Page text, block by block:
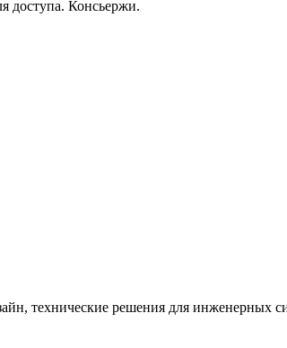
доступа. Консьержи.
технические решения для инженерных